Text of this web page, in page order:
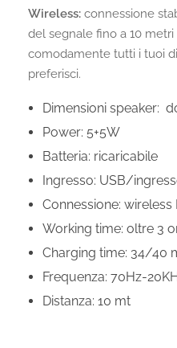
Wireless: connessione
del segnale fino a 10
comodamente tutti i tuoi
preferisci.
Dimensioni speaker:
Power: 5+5W
Batteria: ricaricabile
Ingresso: USB/
Connessione: wireless
Working time: oltre 3
Charging time: 34/40
Frequenza: 70Hz-
Distanza: 10 mt